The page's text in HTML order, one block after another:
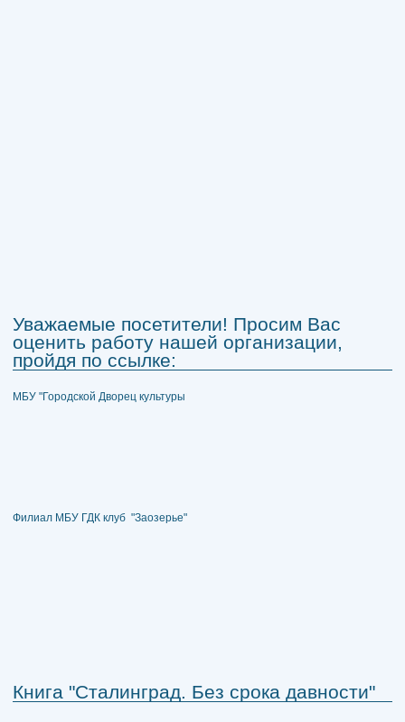
Уважаемые посетители! Просим Вас
оценить работу нашей организации,
пройдя по ссылке:
МБУ "Городской Дворец культуры
Филиал МБУ ГДК клуб "Заозерье"
Книга "Сталинград. Без срока давности"